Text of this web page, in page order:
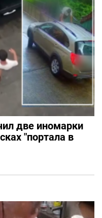
две иномарки
"портала в